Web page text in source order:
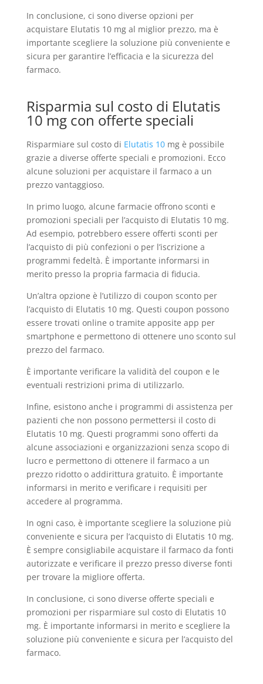
In conclusione, ci sono diverse opzioni per
acquistare Elutatis 10 mg al miglior prezzo, ma è
importante scegliere la soluzione più conveniente e
sicura per garantire l’efficacia e la sicurezza del
farmaco.
Risparmia sul costo di Elutatis
10 mg con offerte speciali
Risparmiare sul costo di Elutatis 10mg è possibile
grazie a diverse offerte speciali e promozioni. Ecco
alcune soluzioni per acquistare il farmaco a un
prezzo vantaggioso.
In primo luogo, alcune farmacie offrono sconti e
promozioni speciali per l’acquisto di Elutatis 10 mg.
Ad esempio, potrebbero essere offerti sconti per
l’acquisto di più confezioni o per l’iscrizione a
programmi fedeltà. È importante informarsi in
merito presso la propria farmacia di fiducia.
Un’altra opzione è l’utilizzo di coupon sconto per
l’acquisto di Elutatis 10 mg. Questi coupon possono
essere trovati online o tramite apposite app per
smartphone e permettono di ottenere uno sconto sul
prezzo del farmaco.
È importante verificare la validità del coupon e le
eventuali restrizioni prima di utilizzarlo.
Infine, esistono anche i programmi di assistenza per
pazienti che non possono permettersi il costo di
Elutatis 10 mg. Questi programmi sono offerti da
alcune associazioni e organizzazioni senza scopo di
lucro e permettono di ottenere il farmaco a un
prezzo ridotto o addirittura gratuito. È importante
informarsi in merito e verificare i requisiti per
accedere al programma.
In ogni caso, è importante scegliere la soluzione più
conveniente e sicura per l’acquisto di Elutatis 10 mg.
È sempre consigliabile acquistare il farmaco da fonti
autorizzate e verificare il prezzo presso diverse fonti
per trovare la migliore offerta.
In conclusione, ci sono diverse offerte speciali e
promozioni per risparmiare sul costo di Elutatis 10
mg. È importante informarsi in merito e scegliere la
soluzione più conveniente e sicura per l’acquisto del
farmaco.